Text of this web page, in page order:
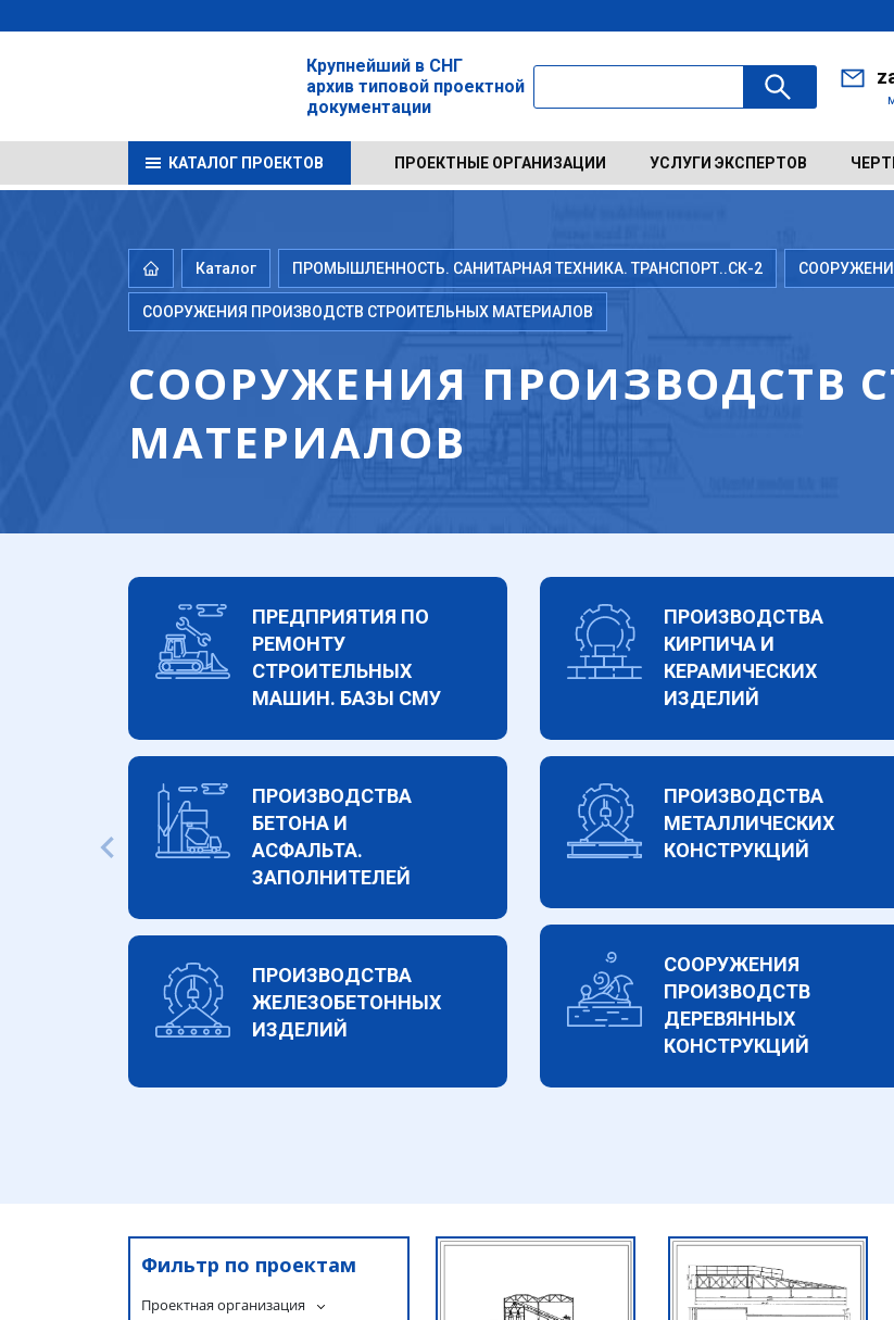
Крупнейший в СНГ
архив типовой проектной
документации
КАТАЛОГ ПРОЕКТОВ ПРОЕКТНЫЕ ОРГАНИЗАЦИИ УСЛУГИ ЭКСПЕРТОВ
Каталог ПРОМЫШЛЕННОСТЬ. САНИТАРНАЯ ТЕХНИКА. ТРАНСПОРТ..СК-2
СООРУЖЕНИЯ ПРОИЗВОДСТВ СТРОИТЕЛЬНЫХ МАТЕРИАЛОВ
СООРУЖЕНИЯ ПРОИЗВОДСТВ
МАТЕРИАЛОВ
ПРЕДПРИЯТИЯ ПО
РЕМОНТУ
СТРОИТЕЛЬНЫХ
МАШИН. БАЗЫ СМУ
ПРОИЗВОДСТВА
БЕТОНА И
АСФАЛЬТА.
ЗАПОЛНИТЕЛЕЙ
ПРОИЗВОДСТВА
ЖЕЛЕЗОБЕТОННЫХ
ИЗДЕЛИЙ
ПРОИЗВОДСТВА
КИРПИЧА И
КЕРАМИЧЕСКИХ
ИЗДЕЛИЙ
ПРОИЗВОДСТВА
МЕТАЛЛИЧЕСКИХ
КОНСТРУКЦИЙ
СООРУЖЕНИЯ
ПРОИЗВОДСТВ
ДЕРЕВЯННЫХ
КОНСТРУКЦИЙ
Фильтр по проектам
Проектная организация